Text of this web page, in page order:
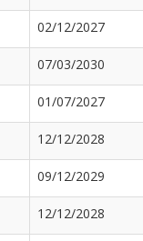
02/12/2027
07/03/2030
01/07/2027
12/12/2028
09/12/2029
12/12/2028